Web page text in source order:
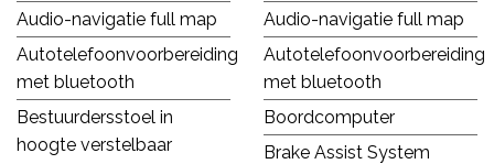
Audio-navigatie full map
Audio-navigatie full map
Autotelefoonvoorbereiding
met bluetooth
Autotelefoonvoorbereiding
met bluetooth
Bestuurdersstoel in
hoogte verstelbaar
Boordcomputer
Brake Assist System